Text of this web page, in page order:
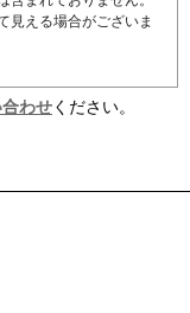
見える場合がございま
わせください。